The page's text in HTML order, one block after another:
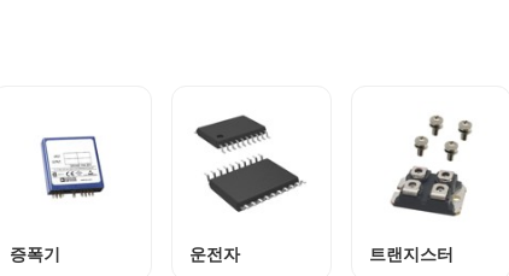
증폭기 운전자 트랜지스터